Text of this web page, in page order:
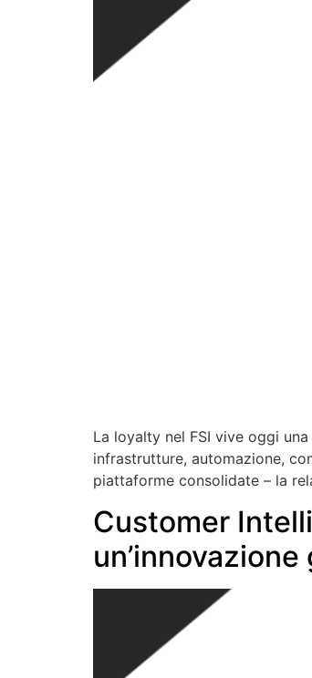
La loyalty nel FSI vive oggi
infrastrutture, automazione,
piattaforme consolidate – la
Customer